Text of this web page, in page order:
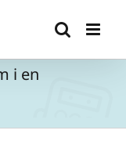
i en